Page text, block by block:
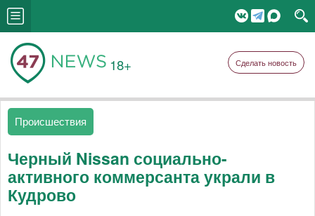
18+ Сделать новость
Происшествия
Черный Nissan социально-
активного коммерсанта украли в
Кудрово